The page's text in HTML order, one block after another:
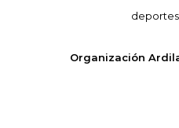
Organización